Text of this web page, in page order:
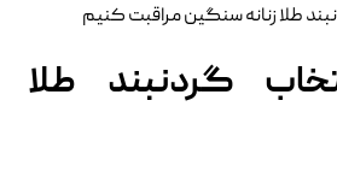
گردنبند طلا